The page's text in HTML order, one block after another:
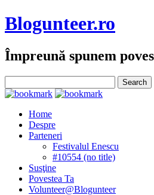
Blogunteer.ro
Împreună spunem
Home
Despre
Parteneri
Festivalul Enescu
#10554 (no title)
Susţine
Povestea Ta
Volunteer@Blogunteer